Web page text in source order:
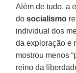
Além de tudo, a
do socialismo
individual dos
da exploração e
mostrou menos
reino da